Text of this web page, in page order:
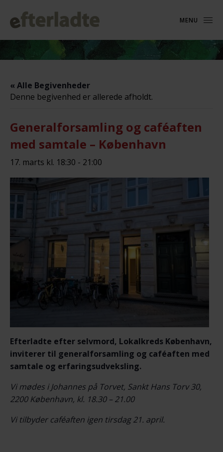
MENU
« Alle Begivenheder
Denne begivenhed er allerede afholdt.
Generalforsamling og caféaften
med samtale – København
17. marts kl. 18:30 - 21:00
Efterladte efter selvmord, Lokalkreds København,
inviterer til generalforsamling og caféaften med
samtale og erfaringsudveksling.
Vi mødes i Johannes på Torvet, Sankt Hans Torv 30,
2200 København, kl. 18.30 – 21.00
Vi tilbyder caféaften igen tirsdag 21. april.